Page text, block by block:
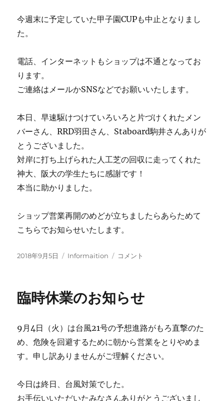
今週末に予定していた甲子園CUPも中止となりまし
た。
電話、インターネットもショップは不通となってお
ります。
ご連絡はメールかSNSなどでお願いいたします。
本日、早速駆けつけていろいろと片づけくれたメン
バーさん、RRD羽田さん、Staboard駒井さんありが
とうございました。
対岸に打ち上げられた人工芝の回収に走ってくれた
神大、阪大の学生たちに感謝です！
本当に助かりました。
ショップ営業再開のめどが立ちましたらあらためて
こちらでお知らせいたします。
投
2018年9月5日
カ
ー
Informaition
通
休
お
知
せ
コメント
臨時休業のお知らせ
9月4日（火）は台風21号の予想進路がもろ直撃のた
め、危険を回避するために朝から営業をとりやめま
す。申し訳ありませんがご理解ください。
今日は終日、台風対策でした。
お手伝いいただいたみなさんありがとうございまし